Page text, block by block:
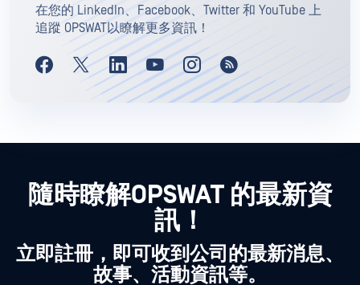
在您的 LinkedIn、Facebook、Twitter 和 YouTube 上
追蹤 OPSWAT以瞭解更多資訊！
隨時瞭解OPSWAT 的最新資
訊！
立即註冊，即可收到公司的最新消息、
故事、活動資訊等。